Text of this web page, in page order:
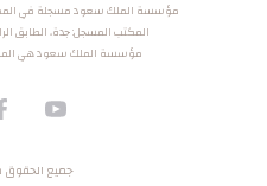
مؤسسة الملك سعود مسجلة في المملكة
المكتب المسجل: جدة، الطابق
مؤسسة الملك سعود هي
جميع الحقوق